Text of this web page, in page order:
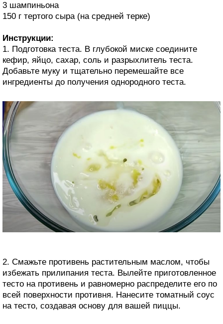
3 шампиньона
150 г тертого сыра (на средней терке)
Инструкции:
1. Подготовка теста. В глубокой миске соедините
кефир, яйцо, сахар, соль и разрыхлитель теста.
Добавьте муку и тщательно перемешайте все
ингредиенты до получения однородного теста.
2. Смажьте противень растительным маслом, чтобы
избежать прилипания теста. Вылейте приготовленное
тесто на противень и равномерно распределите его по
всей поверхности противня. Нанесите томатный соус
на тесто, создавая основу для вашей пиццы.